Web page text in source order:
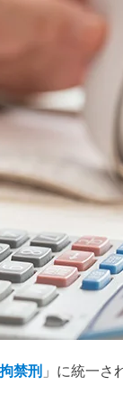
拘禁刑 」に統一さ